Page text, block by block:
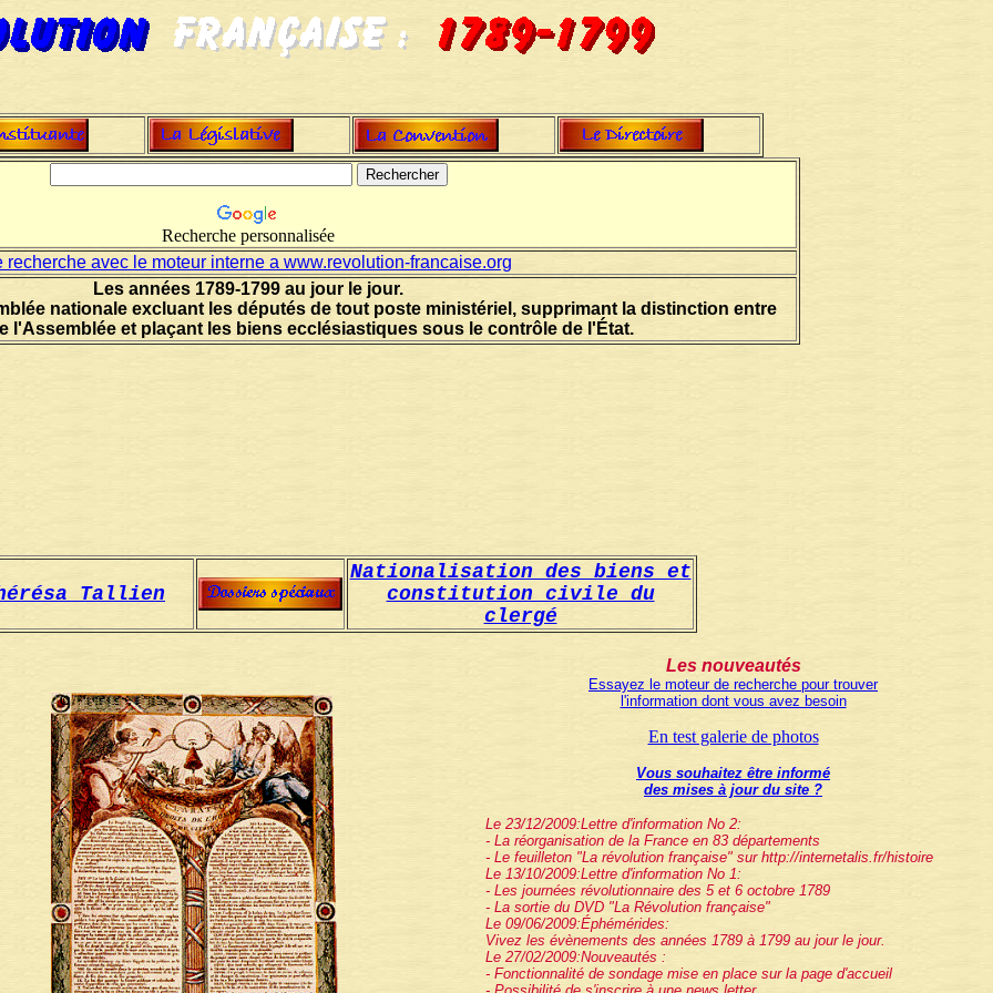
Recherche personnalisée
recherche avec le moteur interne a www.revolution-francaise.org
Les années 1789-1799 au jour le jour.
nationale excluant les députés de tout poste ministériel, supprimant la distinction entre
l'Assemblée et plaçant les biens ecclésiastiques sous le contrôle de l'État.
Tallien
Nationalisation des biens et
constitution civile du
clergé
Les nouveautés
Essayez le moteur de recherche pour trouver
l'information dont vous avez besoin
En test galerie de photos
Vous souhaitez être informé
des mises à jour du site ?
Le 23/12/2009:Lettre d'information No 2:
- La réorganisation de la France en 83 départements
- Le feuilleton "La révolution française" sur http://internetalis.fr/histoire
Le 13/10/2009:Lettre d'information No 1:
- Les journées révolutionnaire des 5 et 6 octobre 1789
- La sortie du DVD "La Révolution française"
Le 09/06/2009:Éphémérides:
Vivez les évènements des années 1789 à 1799 au jour le jour.
Le 27/02/2009:Nouveautés :
- Fonctionnalité de sondage mise en place sur la page d'accueil